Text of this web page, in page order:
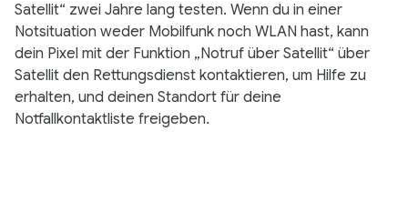
Satellit“ zwei Jahre lang testen. Wenn du in einer
Notsituation weder Mobilfunk noch WLAN hast, kann
dein Pixel mit der Funktion „Notruf über Satellit“ über
Satellit den Rettungsdienst kontaktieren, um Hilfe zu
erhalten, und deinen Standort für deine
Notfallkontaktliste freigeben.